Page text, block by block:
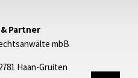
Partner
mbB
Haan-Gruiten